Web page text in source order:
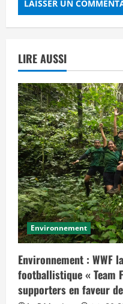
LIRE AUSSI
Environnement
Environnement : WWF
footballistique « Team
supporters en faveur